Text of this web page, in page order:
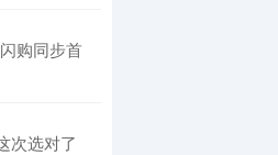
购同步首
次选对了